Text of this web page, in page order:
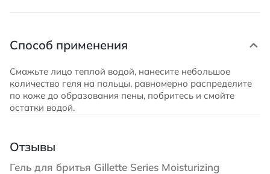
Способ применения
Смажьте лицо теплой водой, нанесите небольшое
количество геля на пальцы, равномерно распределите
по коже до образования пены, побритесь и смойте
остатки водой.
Отзывы
Гель для бритья Gillette Series Moisturizing